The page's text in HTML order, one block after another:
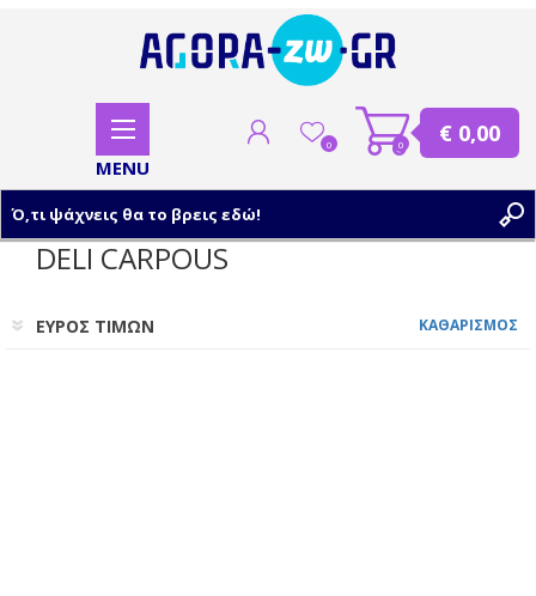
ΣΥΝΔΕΣΗ
0 0 € 0,00
DELI CARPOUS
ΕΥΡΟΣ ΤΙΜΩΝ ΚΑΘΑΡΙΣΜΟΣ